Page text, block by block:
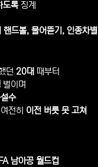
도록징계
드볼, 물어뜯기, 인종차별
던 20대 때부터
벌이며
수
전히 이전 버릇 못 고쳐
남아공 월드컵